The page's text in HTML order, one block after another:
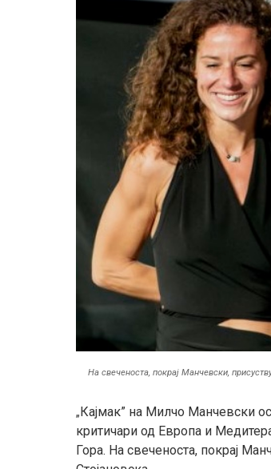
На свеченоста, покрај Манчевски,
„Кајмак” на Милчо Манчевски
критичари од Европа и
Гора. На свеченоста, покрај